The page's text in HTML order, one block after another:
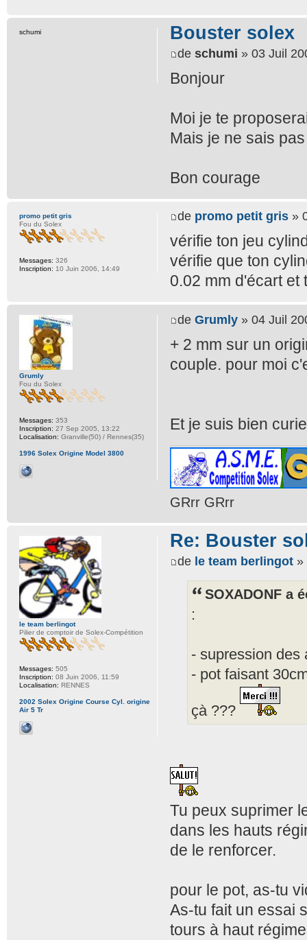
Bouster solex
de schumi » 03 Juil
Bonjour
Moi je te
Mais je ne sais
Bon courage
schumi
de promo petit gris »
vérifie ton jeu
vérifie que ton
0.02 mm d'écart et
promo petit gris
Fou du Solex
Messages: 326
Inscription: 10 Juin 2006, 14:49
de Grumly » 04 Juil
+ 2 mm sur un
couple. pour moi
Et je suis bien
GRrr GRrr
Grumly
Fou du Solex
Messages: 353
Inscription: 27 Sep 2005, 13:22
Localisation: Granville(50) / Rennes(35)
1996 Solex Origine Model 3800
Re: Bouster
de le team berlingot »
SOXADONF a
:
- supression des
- pot faisant
çà ???
Tu peux suprimer
dans les hauts
de le renforcer.
pour le pot, as-tu
As-tu fait un essai
tours à haut
le team berlingot
Pilier de comptoir de Solex-Compétition
Messages: 505
Inscription: 08 Juin 2006, 11:59
Localisation: RENNES
2002 Solex Origine Course Cyl. origine
Air 5 Tr